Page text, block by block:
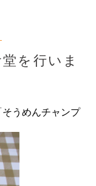
を行いま
うめんチャンプ